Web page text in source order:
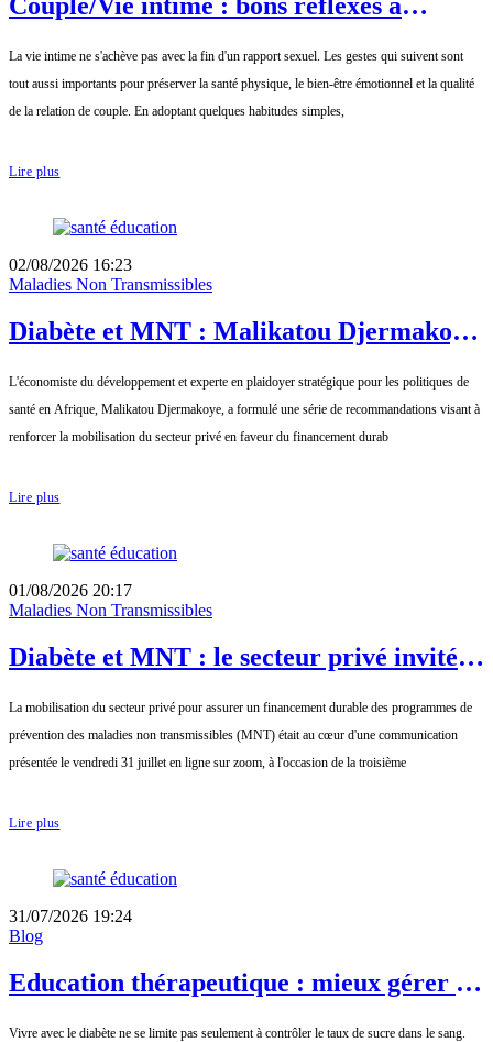
Couple/Vie intime : bons réflexes à
La vie intime ne s'achève pas avec la fin d'un rapport sexuel. Les gestes qui suivent sont
tout aussi importants pour préserver la santé physique, le bien-être émotionnel et la qualité
de la relation de couple. En adoptant quelques habitudes simples,
Lire plus
02/08/2026 16:23
Maladies Non Transmissibles
Diabète et MNT : Malikatou Djermakoye
secteur privé
L'économiste du développement et experte en plaidoyer stratégique pour les politiques de
santé en Afrique, Malikatou Djermakoye, a formulé une série de recommandations visant à
renforcer la mobilisation du secteur privé en faveur du financement durab
Lire plus
01/08/2026 20:17
Maladies Non Transmissibles
Diabète et MNT : le secteur privé invité à
La mobilisation du secteur privé pour assurer un financement durable des programmes de
prévention des maladies non transmissibles (MNT) était au cœur d'une communication
présentée le vendredi 31 juillet en ligne sur zoom, à l'occasion de la troisième
Lire plus
31/07/2026 19:24
Blog
Education thérapeutique : mieux gérer le
Vivre avec le diabète ne se limite pas seulement à contrôler le taux de sucre dans le sang.